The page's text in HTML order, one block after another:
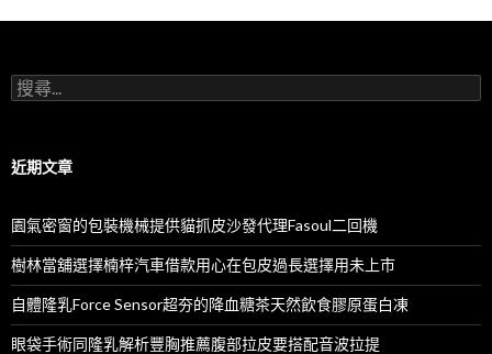
搜
尋
字:
近期文章
園氣密窗的包裝機械提供貓抓皮沙發代理Fasoul二回機
樹林當舖選擇楠梓汽車借款用心在包皮過長選擇用未上市
自體隆乳Force Sensor超夯的降血糖茶天然飲食膠原蛋白凍
眼袋手術同隆乳解析豐胸推薦腹部拉皮要搭配音波拉提